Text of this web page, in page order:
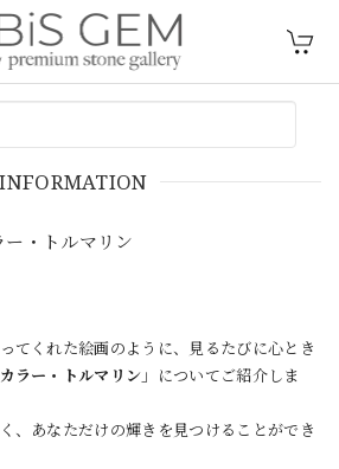
INFORMATION
・トルマリン
てくれた絵画のように、見るたびに心とき
ラー・トルマリン 」についてご紹介しま
、あなただけの輝きを見つけることができ